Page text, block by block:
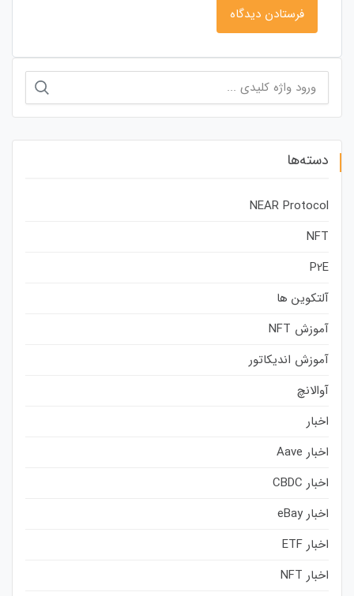
برای:
دسته‌ها
NEAR Protocol
NFT
P2E
آلتکوین ها
آموزش NFT
آموزش اندیکاتور
آوالانچ
اخبار
اخبار Aave
اخبار CBDC
اخبار eBay
اخبار ETF
اخبار NFT